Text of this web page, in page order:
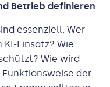
Betrieb definieren
essenziell. Wer
Einsatz? Wie
Wie wird
der